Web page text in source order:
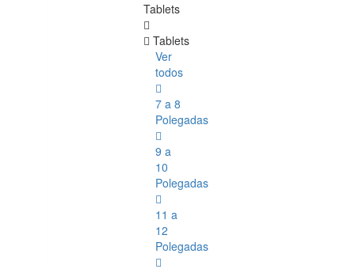
Tablets
Tablets
Ver
todos
7 a 8
Polegadas
9 a
10
Polegadas
11 a
12
Polegadas